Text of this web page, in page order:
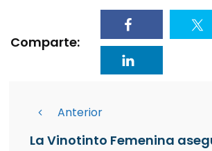
Comparte:
Anterior
La Vinotinto Femenina